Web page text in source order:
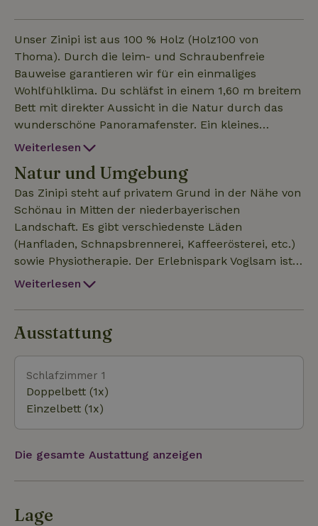
Unser Zinipi ist aus 100 % Holz (Holz100 von
Thoma). Durch die leim- und Schraubenfreie
Bauweise garantieren wir für ein einmaliges
Wohlfühlklima. Du schläfst in einem 1,60 m breitem
Bett mit direkter Aussicht in die Natur durch das
wunderschöne Panoramafenster. Ein kleines
Küchenmodul, eine Kaffeemaschine, ein
Verfügung um kleine Brotzeiten oder Frühstück zu
machen. Unser Zinipi ist mit einer eigenen Nasszelle
inkl. WC und Dusche ausgestattet. Außerdem gibt
es eine mobile Kochplatte.
Weiterlesen
Natur und Umgebung
Das Zinipi steht auf privatem Grund in der Nähe von
Schönau in Mitten der niederbayerischen
Landschaft. Es gibt verschiedenste Läden
(Hanfladen, Schnapsbrennerei, Kaffeerösterei, etc.)
sowie Physiotherapie. Der Erlebnispark Voglsam ist
nur 3 km entfernt. Radltouren können direkt vom
Weiterlesen
Ausstattung
Schlafzimmer 1
Doppelbett (1x)
Einzelbett (1x)
Die gesamte Austattung anzeigen
Lage